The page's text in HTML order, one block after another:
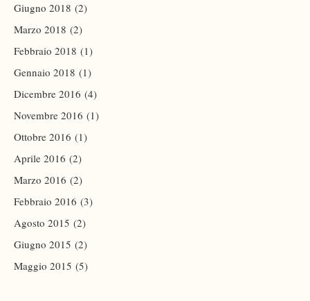
Giugno 2018 (2)
Marzo 2018 (2)
Febbraio 2018 (1)
Gennaio 2018 (1)
Dicembre 2016 (4)
Novembre 2016 (1)
Ottobre 2016 (1)
Aprile 2016 (2)
Marzo 2016 (2)
Febbraio 2016 (3)
Agosto 2015 (2)
Giugno 2015 (2)
Maggio 2015 (5)